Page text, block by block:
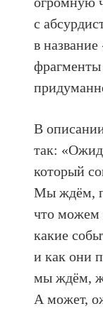
с
в
В
так:
который
Мы ждём,
что можем
какие
и как они
мы ждём,
А может,